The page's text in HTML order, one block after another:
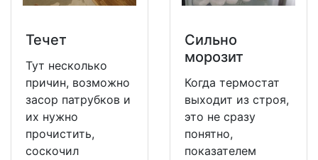
Течет
Тут несколько
причин, возможно
засор патрубков и
их нужно
прочистить,
соскочил
Сильно
морозит
Когда термостат
выходит из строя,
это не сразу
понятно,
показателем